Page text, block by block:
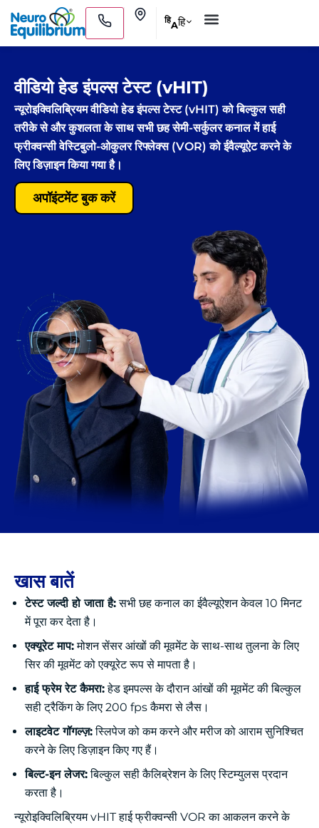
Skip
to
content
हिAहि
वीडियो हेड इंपल्स टेस्ट (vHIT)
न्यूरोइक्विलिब्रियम वीडियो हेड इंपल्स टेस्ट (vHIT) को बिल्कुल सही
तरीके से और कुशलता के साथ सभी छह सेमी-सर्कुलर कनाल में हाई
फ्रीक्वन्सी वेस्टिबुलो-ओकुलर रिफ्लेक्स (VOR) को ईवैल्यूऐट करने के
लिए डिज़ाइन किया गया है।
अपॉइंटमेंट बुक करें
खास बातें
टेस्ट जल्दी हो जाता है:सभी छह कनाल का ईवैल्यूऐशन केवल 10 मिनट
में पूरा कर देता है।
एक्यूरेट माप:मोशन सेंसर आंखों की मूवमेंट के साथ-साथ तुलना के लिए
सिर की मूवमेंट को एक्यूरेट रूप से मापता है।
हाई फ्रेम रेट कैमरा:हेड इमपल्स के दौरान आंखों की मूवमेंट की बिल्कुल
सही ट्रैकिंग के लिए 200 fps कैमरा से लैस।
लाइटवेट गॉगल्ज़:स्लिपेज को कम करने और मरीज को आराम सुनिश्चित
करने के लिए डिज़ाइन किए गए हैं।
बिल्ट-इन लेजर:बिल्कुल सही कैलिब्रेशन के लिए स्टिम्युलस प्रदान
करता है।
न्यूरोइक्विलिब्रियम vHIT हाई फ्रीक्वन्सी VOR का आकलन करने के